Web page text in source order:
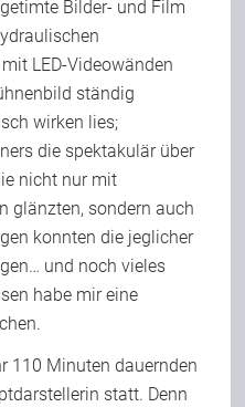
Bilder- und Film
LED-Videowänden
ständig
wirken lies;
die spektakulär über
nicht nur mit
glänzten, sondern auch
konnten die jeglicher
und noch vieles
habe mir eine
110 Minuten dauernden
statt. Denn